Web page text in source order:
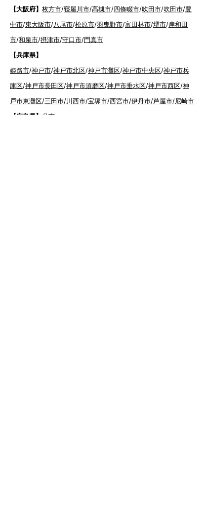
【大阪府】 枚方市/寝屋川市/高槻市/四條畷市/吹田市/吹田市/豊
中市/東大阪市/八尾市/松原市/羽曳野市/富田林市/堺市/岸和田
市/和泉市/摂津市/守口市/門真市
【兵庫県】
姫路市/神戸市/神戸市北区/神戸市灘区/神戸市中央区/神戸市兵
庫区/神戸市長田区/神戸市須磨区/神戸市垂水区/神戸市西区/神
戸市東灘区/三田市/川西市/宝塚市/西宮市/伊丹市/芦屋市/尼崎市
【広島県】 呉市